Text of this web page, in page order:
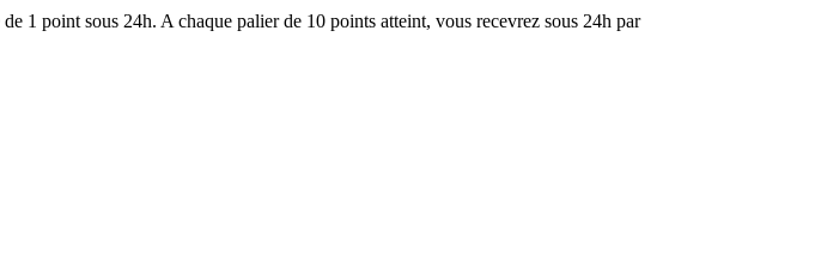
1 point sous 24h. A chaque palier de 10 points atteint, vous recevrez sous 24h par